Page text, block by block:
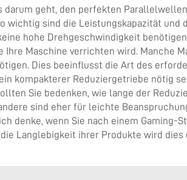
darum geht, den perfekten
wichtig sind die Leistungskapazität
hohe Drehgeschwindigkeit
Maschine verrichten wird. Manche
Dies beeinflusst die Art des
kompakterer Reduziergetriebe nötig
Sie bedenken, wie lange der
sind eher für leichte
denke, wenn Sie nach einem
Langlebigkeit ihrer Produkte wird